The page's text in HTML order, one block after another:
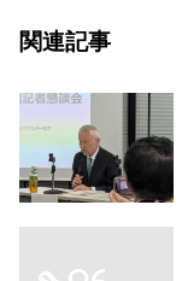
関連記事